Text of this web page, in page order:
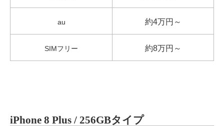
au 約4万円～
SIMフリー 約8万円～
iPhone 8 Plus / 256GBタイプ